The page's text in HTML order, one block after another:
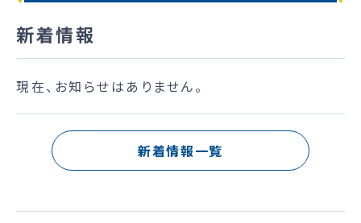
新着情報
現在、お知らせはありません。
新着情報一覧